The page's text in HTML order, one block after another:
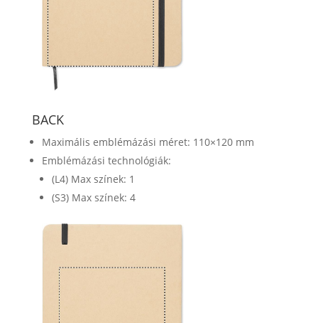
BACK
Maximális emblémázási méret: 110×120 mm
Emblémázási technológiák:
(L4) Max színek: 1
(S3) Max színek: 4